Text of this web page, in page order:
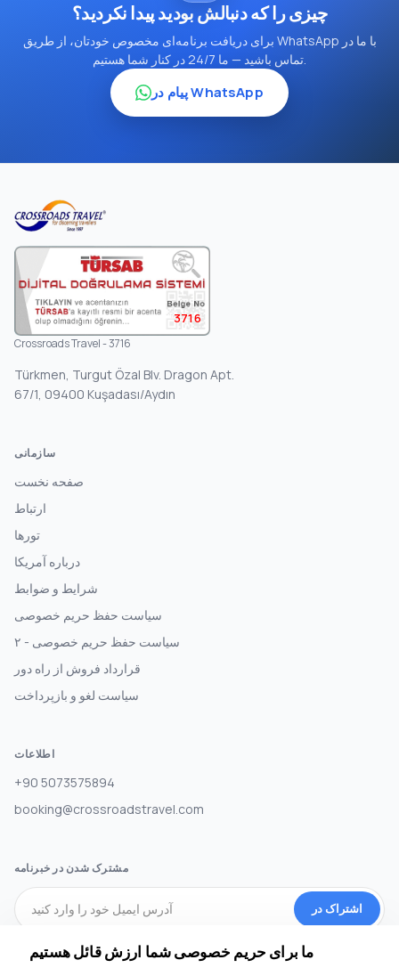
چیزی را که دنبالش بودید پیدا نکردید؟
برای دریافت برنامه‌ای مخصوص خودتان، از طریق WhatsApp با ما در
تماس باشید — ما 24/7 در کنار شما هستیم.
پیام در WhatsApp
3716
Crossroads Travel - 3716
Türkmen, Turgut Özal Blv. Dragon Apt.
67/1, 09400 Kuşadası/Aydın
سازمانی
صفحه نخست
ارتباط
تورها
درباره آمریکا
شرایط و ضوابط
سیاست حفظ حریم خصوصی
سیاست حفظ حریم خصوصی - ۲
قرارداد فروش از راه دور
سیاست لغو و بازپرداخت
اطلاعات
+90 5073575894
booking@crossroadstravel.com
مشترک شدن در خبرنامه
اشتراک در
رسانه های اجتماعی
ما برای حریم خصوصی شما ارزش قائل هستیم